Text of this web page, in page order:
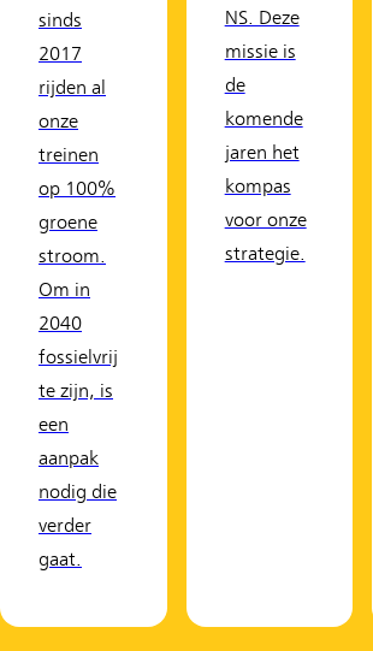
sinds
2017
rijden al
onze
treinen
op 100%
groene
stroom.
Om in
2040
fossielvrij
te zijn, is
een
aanpak
nodig die
verder
gaat.
NS. Deze
missie is
de
komende
jaren het
kompas
voor onze
strategie.